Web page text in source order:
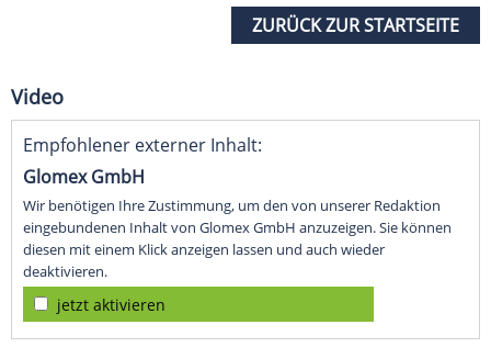
ZURÜCK ZUR STARTSEITE
Video
Empfohlener externer Inhalt:
Glomex GmbH
Wir benötigen Ihre Zustimmung, um den von unserer Redaktion
eingebundenen Inhalt von Glomex GmbH anzuzeigen. Sie können
diesen mit einem Klick anzeigen lassen und auch wieder
deaktivieren.
jetzt aktivieren